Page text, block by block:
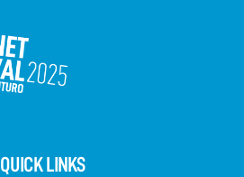
QUICK LINKS